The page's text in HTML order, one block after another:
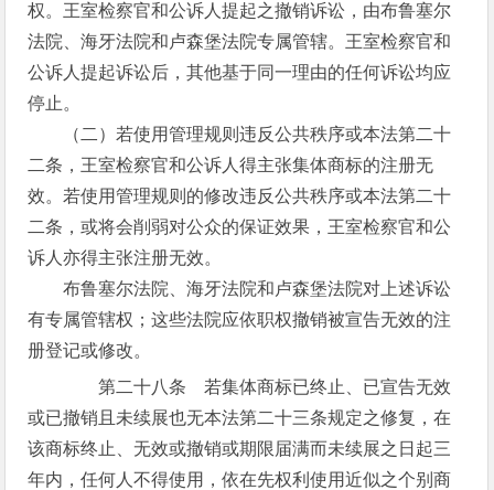
权。王室检察官和公诉人提起之撤销诉讼，由布鲁塞尔
法院、海牙法院和卢森堡法院专属管辖。王室检察官和
公诉人提起诉讼后，其他基于同一理由的任何诉讼均应
停止。
（二）若使用管理规则违反公共秩序或本法第二十
二条，王室检察官和公诉人得主张集体商标的注册无
效。若使用管理规则的修改违反公共秩序或本法第二十
二条，或将会削弱对公众的保证效果，王室检察官和公
诉人亦得主张注册无效。
布鲁塞尔法院、海牙法院和卢森堡法院对上述诉讼
有专属管辖权；这些法院应依职权撤销被宣告无效的注
册登记或修改。
第二十八条 若集体商标已终止、已宣告无效
或已撤销且未续展也无本法第二十三条规定之修复，在
该商标终止、无效或撤销或期限届满而未续展之日起三
年内，任何人不得使用，依在先权利使用近似之个别商